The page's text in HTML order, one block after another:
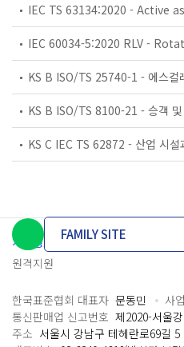
개인정보처리방침 이용약관
원격지원
FAMILY SITE
한국표준협회 대표자 문동민 사
통신판매업 신고번호 제2020-서울
주소 서울시 강남구 테헤란로69길